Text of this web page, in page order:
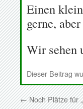
Einen
gerne,
Wir sehen
Dieser Beitrag
←Noch Plätze für